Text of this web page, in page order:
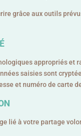
grâce aux outils
appropriés
saisies sont
et numéro de carte
lié à votre partage